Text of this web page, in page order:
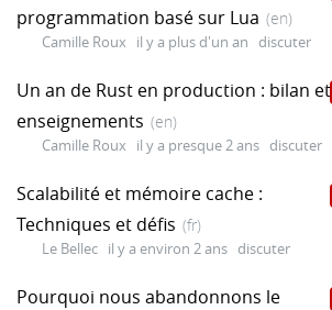
programmation basé sur Lua (en)
Camille Roux il y a plus d'un an discuter
Un an de Rust en production : bilan et
enseignements (en)
Camille Roux il y a presque 2 ans discuter
Scalabilité et mémoire cache :
Techniques et défis (fr)
Le Bellec il y a environ 2 ans discuter
Pourquoi nous abandonnons le